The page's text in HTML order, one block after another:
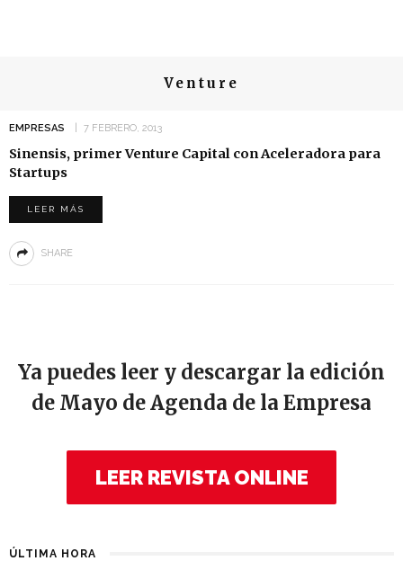
Venture
EMPRESAS 7 FEBRERO, 2013
Sinensis, primer Venture Capital con Aceleradora para
Startups
LEER MÁS
SHARE
Ya puedes leer y descargar la edición
de Mayo de Agenda de la Empresa
LEER REVISTA ONLINE
ÚLTIMA HORA